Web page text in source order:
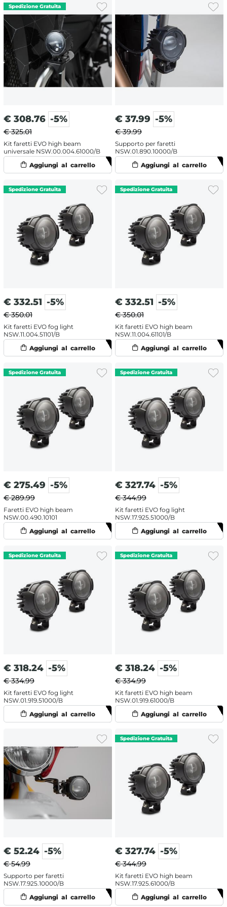
€ 308.76 -5%
€ 325.01
Kit faretti EVO high beam
universale NSW.00.004.61000/B
€ 37.99 -5%
€ 39.99
Supporto per faretti
NSW.01.890.10000/B
€ 332.51 -5%
€ 350.01
Kit faretti EVO fog light
NSW.11.004.51101/B
€ 332.51 -5%
€ 350.01
Kit faretti EVO high beam
NSW.11.004.61101/B
€ 275.49 -5%
€ 289.99
Faretti EVO high beam
NSW.00.490.10101
€ 327.74 -5%
€ 344.99
Kit faretti EVO fog light
NSW.17.925.51000/B
€ 318.24 -5%
€ 334.99
Kit faretti EVO fog light
NSW.01.919.51000/B
€ 318.24 -5%
€ 334.99
Kit faretti EVO high beam
NSW.01.919.61000/B
€ 52.24 -5%
€ 54.99
Supporto per faretti
NSW.17.925.10000/B
€ 327.74 -5%
€ 344.99
Kit faretti EVO high beam
NSW.17.925.61000/B